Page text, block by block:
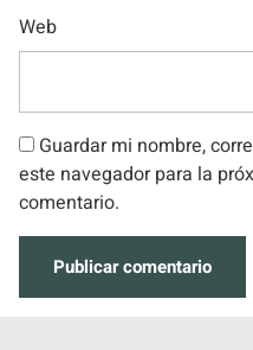
Web
Guardar mi nombre,
este navegador para la
comentario.